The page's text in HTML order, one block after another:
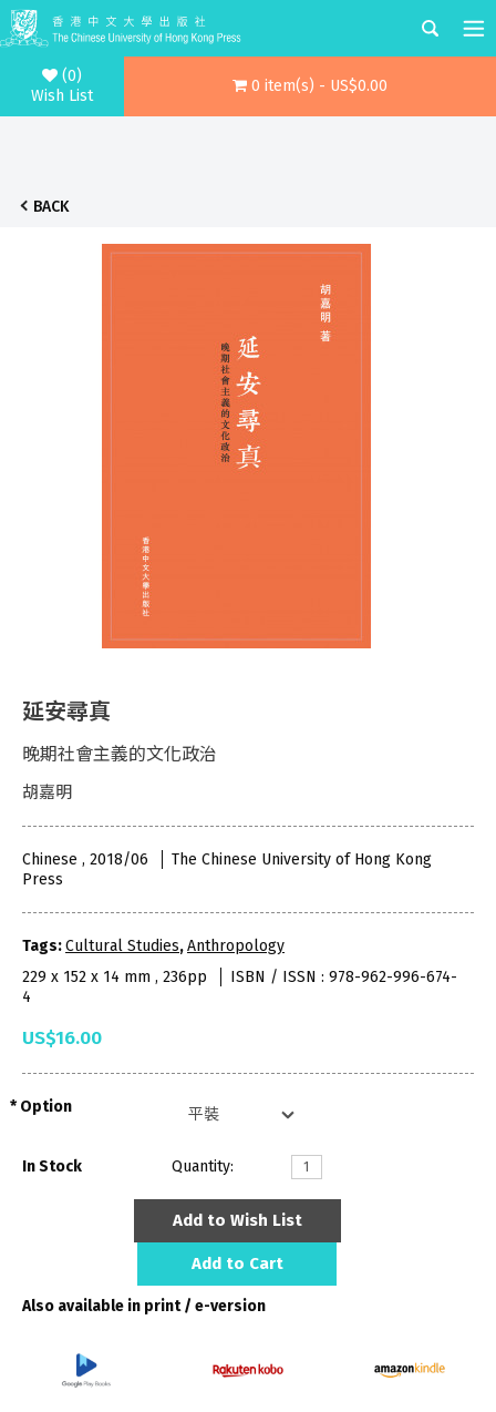
(0)
Wish List
0 item(s) - US$0.00
BACK
延安尋真
晚期社會主義的文化政治
胡嘉明
Chinese , 2018/06
The Chinese University of Hong Kong
Press
Tags:Cultural Studies,Anthropology
229 x 152 x 14 mm , 236pp
ISBN / ISSN : 978-962-996-674-
4
US$16.00
Option
In Stock Quantity:
Add to Wish List
Add to Cart
Also available in print / e-version